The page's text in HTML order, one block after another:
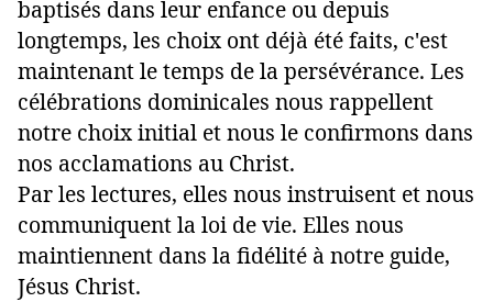
baptisés dans leur enfance ou depuis
longtemps, les choix ont déjà été faits, c'est
maintenant le temps de la persévérance. Les
célébrations dominicales nous rappellent
notre choix initial et nous le confirmons dans
nos acclamations au Christ.
Par les lectures, elles nous instruisent et nous
communiquent la loi de vie. Elles nous
maintiennent dans la fidélité à notre guide,
Jésus Christ.